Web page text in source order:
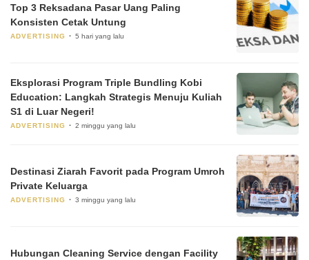
Top 3 Reksadana Pasar Uang Paling
Konsisten Cetak Untung
ADVERTISING 5 hari yang lalu
Eksplorasi Program Triple Bundling Kobi
Education: Langkah Strategis Menuju Kuliah
S1 di Luar Negeri!
ADVERTISING 2 minggu yang lalu
Destinasi Ziarah Favorit pada Program Umroh
Private Keluarga
ADVERTISING 3 minggu yang lalu
Hubungan Cleaning Service dengan Facility